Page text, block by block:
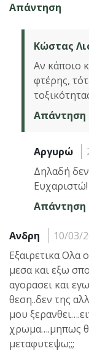
Απάντηση
Κώστας
Αν κάποιο
φτέρης,
Απάντηση
Αργυρώ
Δηλαδή
Ευχαριστώ!
Απάντηση
Ανδρη
10/03/
Εξαιρετικα Ολα
μεσα και εξω
αγορασει και
θεση..δεν της
μου
χρωμα….μηπως
μεταφυτεψω;;;